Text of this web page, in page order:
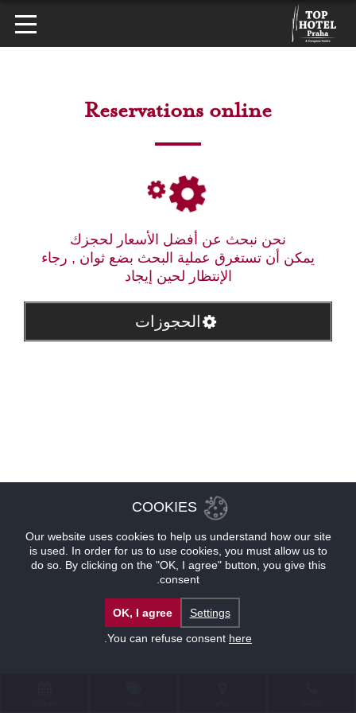
Reservations online
نحن نبحث عن أفضل الأسعار لحجزك
يمكن أن تستغرق عملية البحث بضع ثوان , رجاء
الإنتظار لحين إيجاد
الحجوزات
COOKIES
Our website uses cookies to help us understand how our site
is used. In order for us to use cookies, you must allow us to
do so. By clicking on the "OK, I agree" button, you give this
consent.
Settings
OK, I agree
You can refuse consent here
.